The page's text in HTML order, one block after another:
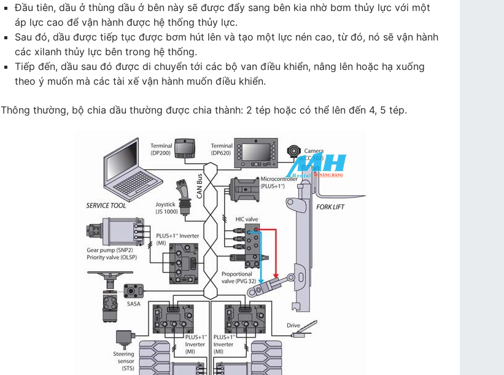
Đầu tiên, dầu ở thùng dầu ở bên này sẽ được đẩy sang bên kia nhờ bơm thủy lực với một
áp lực cao để vận hành được hệ thống thủy lực.
Sau đó, dầu được tiếp tục được bơm hút lên và tạo một lực nén cao, từ đó, nó sẽ vận hành
các xilanh thủy lực bên trong hệ thống.
Tiếp đến, dầu sau đó được di chuyển tới các bộ van điều khiển, nâng lên hoặc hạ xuống
theo ý muốn mà các tài xế vận hành muốn điều khiển.
Thông thường, bộ chia dầu thường được chia thành: 2 tép hoặc có thể lên đến 4, 5 tép.